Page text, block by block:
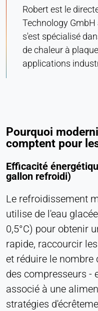
Robert est le
Technology GmbH
s'est spécialisé
de chaleur à
applications
Pourquoi
comptent pour
Efficacité
gallon refroidi)
Le refroidissement
utilise de l'eau
0,5°C) pour obtenir
rapide, raccourcir
et réduire le nombre
des compresseurs -
associé à une
stratégies
Utilisées pour
est utilisé et pour
convivialité. Les
anonyme.
Purpose:
Statistiques
Cookie duration:
Session
MARKETING
Utilisées pour
identifier les
LinkedIn
Name:
bcookie, li_gc, lidc